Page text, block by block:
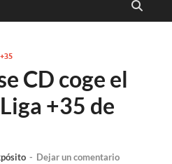
CD coge el
+35 de
- Dejar un comentario